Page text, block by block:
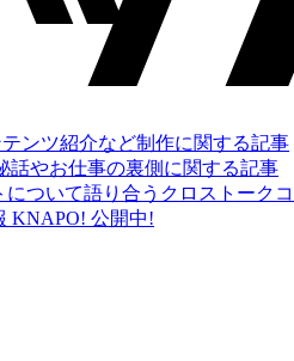
ンツ紹介など制作に関する記事
話やお仕事の裏側に関する記事
について語り合うクロストーク
KNAPO! 公開中!